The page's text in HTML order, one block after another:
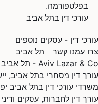
בפלטפורמה.
עורכי דין בתל אביב
עורכי דין - עסקים נוספים
צרו עמנו קשר - תל אביב
Aviv Lazar & Co - תל אביב
עורך דין מסחרי בתל אביב,
משרדי עורכי דין בתל אביב
עורך דין לחברות, עסקים